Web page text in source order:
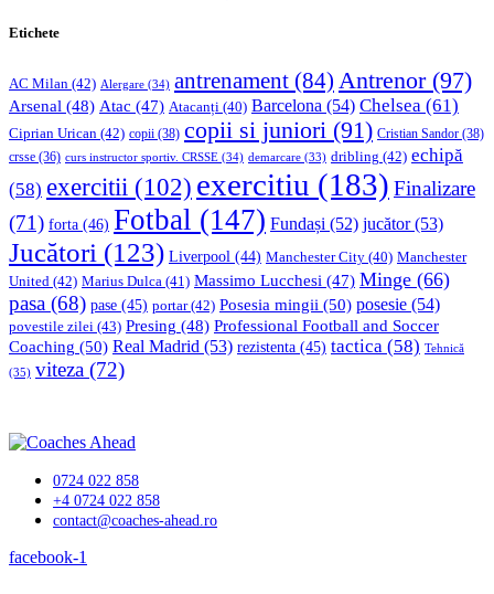
Etichete
AC Milan (42) Alergare (34) antrenament (84) Antrenor(97)
Arsenal (48) Atac (47) Atacanți (40) Barcelona (54) Chelsea (61)
Ciprian Urican (42) copii (38) copii si juniori (91) Cristian Sandor (38)
crsse (36) curs instructor sportiv. CRSSE (34) demarcare (33) dribling (42) echipă
(58) exercitii (102) exercitiu (183) Finalizare
(71) forta (46) Fotbal (147) Fundași (52) jucător(53)
Jucători (123) Liverpool (44) Manchester City (40) Manchester
United (42) Marius Dulca (41) Massimo Lucchesi (47) Minge (66)
pasa (68) pase (45) portar(42) Posesia mingii (50) posesie (54)
povestile zilei (43) Presing (48) Professional Football and Soccer
Coaching (50) Real Madrid (53) rezistenta (45) tactica (58) Tehnică
(35) viteza (72)
0724 022 858
+4 0724 022 858
contact@coaches-ahead.ro
facebook-1